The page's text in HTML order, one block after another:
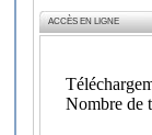
ACCÈS EN LIGNE